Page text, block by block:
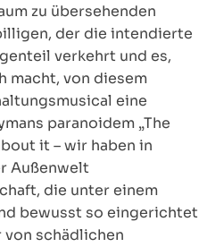
zu übersehenden
der die intendierte
verkehrt und es,
macht, von diesem
eine
paranoidem „The
it – wir haben in
Außenwelt
die unter einem
bewusst so eingerichtet
von schädlichen